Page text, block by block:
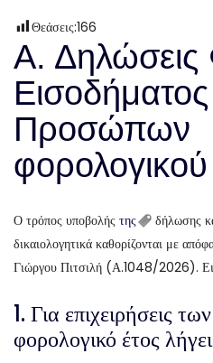
Θεάσεις:166
Α. Δηλώσεις
Προσώπων
Ο τρόπος υποβολής της
δήλωσης
δικαιολογητικά καθορίζονται με
Γιώργου Πιτσιλή (Α.1048/2026).
1. Για επιχειρήσεις
φορολογικό έτος